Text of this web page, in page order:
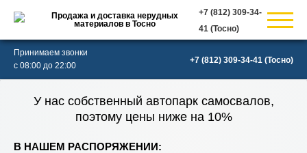
Продажа и доставка нерудных
материалов в Тосно
(Тосно)
Принимаем звонки
с 08:00 до 22:00
(Тосно)
В НАШЕМ РАСПОРЯЖЕНИИ:
У нас собственный автопарк самосвалов,
поэтому цены ниже на 10%